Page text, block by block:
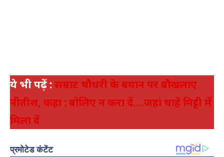
ये भी पढ़ें :सम्राट चौधरी के बयान पर बौखलाए
नीतीश, कहा : बोलिए न करा दें….जहां चाहें मिट्टी में
मिला दें